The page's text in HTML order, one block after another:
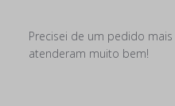
Precisei de um pedido
atenderam muito bem!